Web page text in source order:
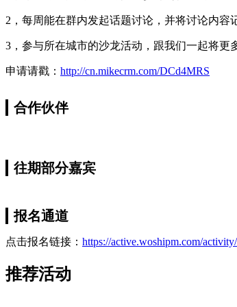
2，每周能在群内发起话题讨论，并将讨论内容
3，参与所在城市的沙龙活动，跟我们一起将
申请请戳： http://cn.mikecrm.com/DCd4MRS
合作伙伴
往期部分嘉宾
报名通道
点击报名链接： https://active.woshipm.com/
推荐活动